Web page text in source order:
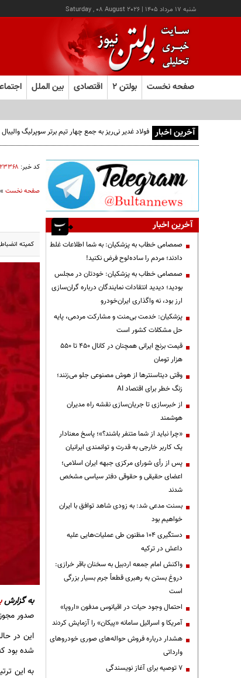
شنبه ۱۷ مرداد ۱۴۰۵ |
Saturday , 08 August 2026
صفحه نخست بولتن ۲ اقتصادی بین الملل
آخرین اخبار فولاد غدیر نی‌ریز به جمع چهار تیم برتر سوپرلیگ
کد خبر:
صفحه نخست»
کمیته انضباطی
به گزارش
صدور مجوز حرفه‌ای
شده بود
آخرین اخبار
صمصامی خطاب به پزشکیان: به شما اطلاعات غلط
دادند؛ مردم را ساده‌لوح فرض نکنید!
صمصامی خطاب به پزشکیان: خودتان در مجلس
بودید؛ دیدید انتقادات نمایندگان درباره گران‌سازی
ارز بود، نه واگذاری ایران‌خودرو
پزشکیان: خدمت بی‌منت و مشارکت مردمی، پایه
حل مشکلات کشور است
قیمت‌ برنج ایرانی همچنان در کانال ۴۵۰ تا ۵۵۰
هزار تومان
وقتی دیتاسنترها از هوش مصنوعی جلو می‌زنند؛
زنگ خطر برای اقتصاد AI
از خبرسازی تا جریان‌سازی نقشه راه مدیران
هوشمند
«چرا نباید از شما متنفر باشند؟»؛ پاسخ معنادار
یک کاربر خارجی به قدرت و توانمندی ایرانیان
پس از رأی شورای مرکزی جبهه ایران اسلامی؛
اعضای حقیقی و حقوقی دفتر سیاسی مشخص
شدند
بسنت مدعی شد: به زودی شاهد توافق با ایران
خواهیم بود
دستگیری ۱۰۴ مظنون طی عملیات‌هایی علیه
داعش در ترکیه
واکنش امام جمعه اردبیل به سخنان باقر خرازی:
دروغ بستن به رهبری قطعاً جرم بسیار بزرگی
است
احتمال وجود حیات در اقیانوس مدفون «اروپا»
آمریکا و اسرائیل سامانه «پیکان» را آزمایش کردند
هشدار درباره فروش حواله‌های صوری خودروهای
وارداتی
۷ توصیه برای آغاز نویسندگی